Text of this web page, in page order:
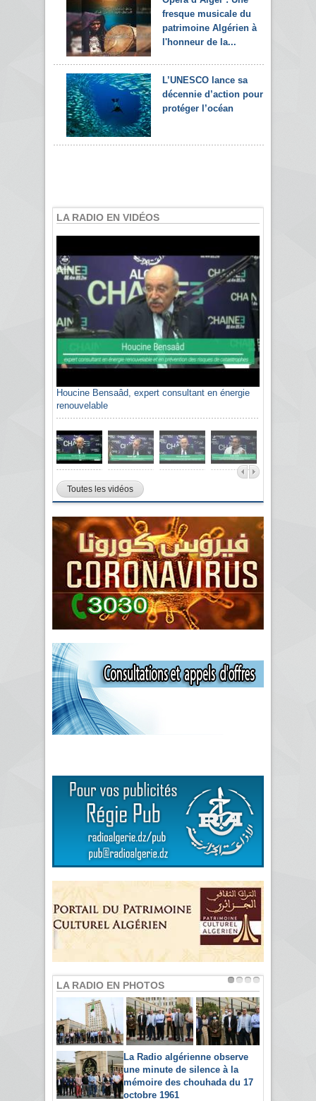
fresque musicale du
patrimoine Algérien à
l'honneur de la...
L’UNESCO lance sa
décennie d’action pour
protéger l’océan
LA RADIO EN VIDÉOS
Houcine Bensaâd, expert consultant en énergie
renouvelable
Toutes les vidéos
LA RADIO EN PHOTOS
La Radio algérienne observe
une minute de silence à la
mémoire des chouhada du 17
octobre 1961